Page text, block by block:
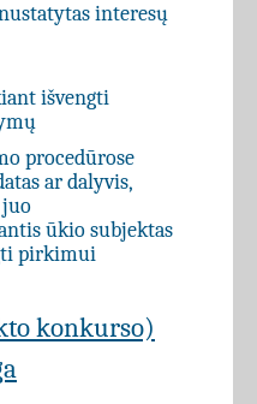
interesų
išvengti
procedūrose
ar dalyvis,
juo
ūkio subjektas
pirkimui
konkurso)